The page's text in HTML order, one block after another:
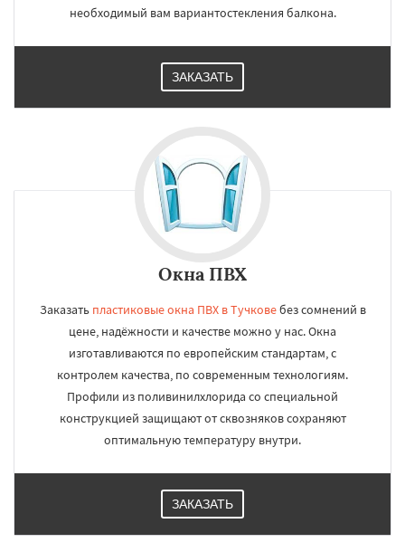
необходимый вам вариантостекления балкона.
ЗАКАЗАТЬ
Окна ПВХ
Заказать пластиковые окна ПВХ в Тучковебез сомнений в
цене, надёжности и качестве можно у нас. Окна
изготавливаются по европейским стандартам, с
контролем качества, по современным технологиям.
Профили из поливинилхлорида со специальной
конструкцией защищают от сквозняков сохраняют
оптимальную температуру внутри.
ЗАКАЗАТЬ